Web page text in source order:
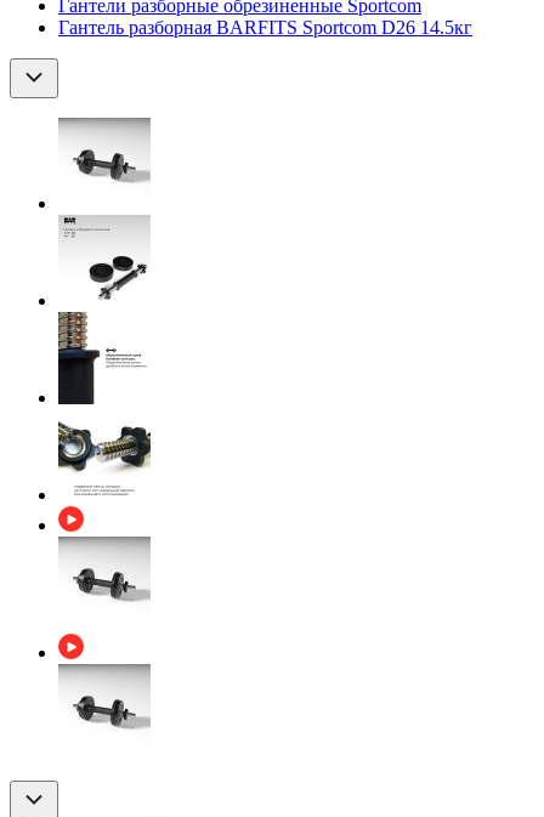
Гантели разборные обрезиненные Sportcom
Гантель разборная BARFITS Sportcom D26 14.5кг